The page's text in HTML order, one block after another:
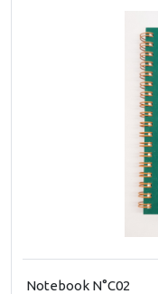
Notebook N°C02